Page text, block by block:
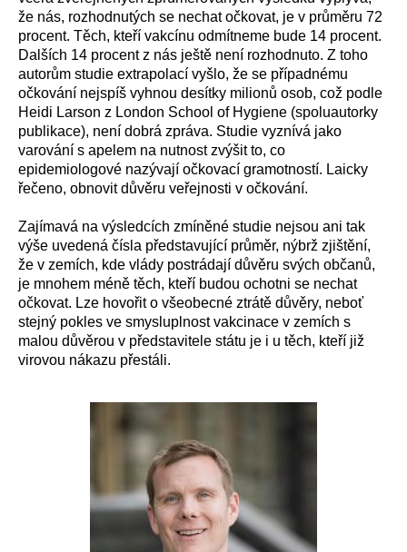
že nás, rozhodnutých se nechat očkovat, je v průměru 72
procent. Těch, kteří vakcínu odmítneme bude 14 procent.
Dalších 14 procentz nás ještě není rozhodnuto. Z toho
autorům studie extrapolací vyšlo, že se případnému
očkování nejspíš vyhnou desítky milionů osob, což podle
Heidi Larson z London School of Hygiene (spoluautorky
publikace), není dobrá zpráva. Studie vyznívá jako
varování s apel em na nutnostzvýšitto, co
epidemiologové nazývají očkovací gramotností. Laicky
řečeno, obnovitdůvěru veřejnosti v očkování.
Zajímavá na výsledcích zmíněné studie nejsou ani tak
výše uvedená čísla představující průměr, nýbrž zjištění,
že v zemích, kde vlády postrádají důvěru svých občanů,
je mnohem méně těch, kteří budou ochotni se nechat
očkovat. Lze hovořito všeobecné ztrátě důvěry, neboť
stejný pokles ve smysluplnost vakcinace v zemích s
malou důvěrou v představitele státu je i u těch, kteří již
virovou nákazu přestáli.